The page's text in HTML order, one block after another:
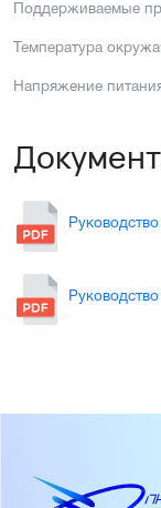
Поддерживаемые
Температура
Напряжение